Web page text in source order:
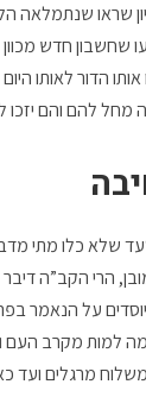
שראו
שחשבון חדש
הדור לאותו היום
להם והם יזכו
שלא כלו מתי
הרי הקב”ה
על הנאמר
למות מקרב העם
מרגלים ועד